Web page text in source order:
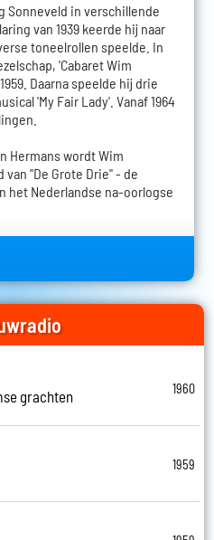
Sonneveld in verschillende
van 1939 keerde hij naar
toneelrollen speelde. In
'Cabaret Wim
Daarna speelde hij drie
'My Fair Lady'. Vanaf 1964
Hermans wordt Wim
"De Grote Drie" - de
het Nederlandse na-oorlogse
grachten
1960
1959